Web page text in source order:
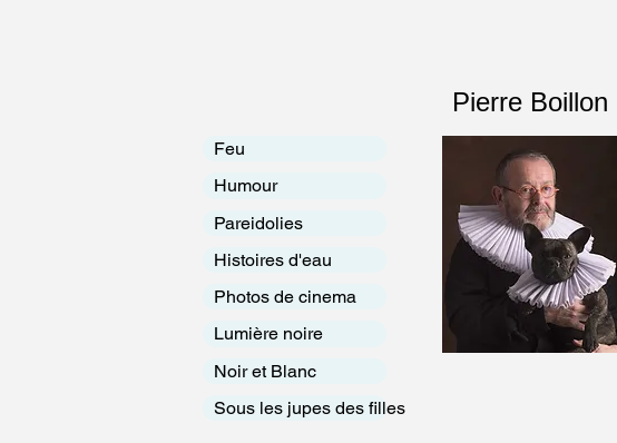
Pierre Boillon
Feu
Humour
Pareidolies
Histoires d'eau
Photos de cinema
Lumière noire
Noir et Blanc
Sous les jupes des filles